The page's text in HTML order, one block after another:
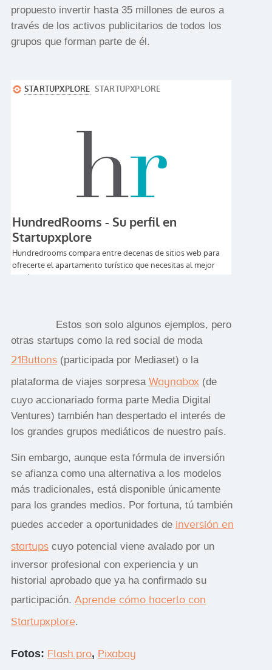
propuesto invertir hasta 35 millones de euros a
través de los activos publicitarios de todos los
grupos que forman parte de él.
Estos son solo algunos ejemplos, pero
otras startups como la red social de moda
21Buttons(participada por Mediaset) o la
plataforma de viajes sorpresa Waynabox(de
cuyo accionariado forma parte Media Digital
Ventures) también han despertado el interés de
los grandes grupos mediáticos de nuestro país.
Sin embargo, aunque esta fórmula de inversión
se afianza como una alternativa a los modelos
más tradicionales, está disponible únicamente
para los grandes medios. Por fortuna, tú también
puedes acceder a oportunidades de inversión en
startupscuyo potencial viene avalado por un
inversor profesional con experiencia y un
historial aprobado que ya ha confirmado su
participación. Aprende cómo hacerlo con
Startupxplore.
Fotos: Flash.pro, Pixabay